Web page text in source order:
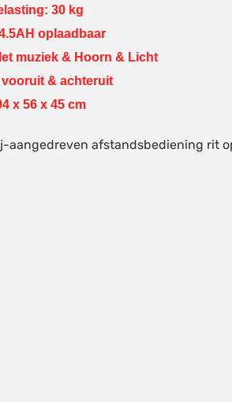
30 kg
oplaadbaar
muziek & Hoorn & Licht
vooruit & achteruit
x 56 x 45 cm